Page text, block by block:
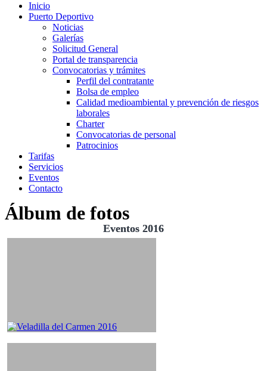
Inicio
Puerto Deportivo
Noticias
Galerías
Solicitud General
Portal de transparencia
Convocatorias y trámites
Perfil del contratante
Bolsa de empleo
Calidad medioambiental y prevención de riesgos
laborales
Charter
Convocatorias de personal
Patrocinios
Tarifas
Servicios
Eventos
Contacto
Álbum de fotos
Eventos 2016